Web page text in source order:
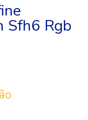
Sfh6 Rgb